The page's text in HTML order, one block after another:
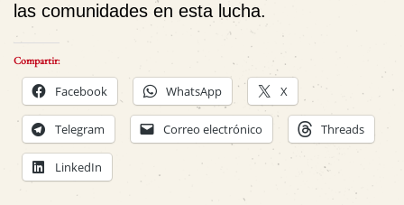
las comunidades en esta lucha.
Compartir:
Facebook WhatsApp X
Telegram Correo electrónico Threads
LinkedIn